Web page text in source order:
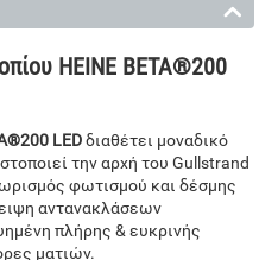
HEINE BETA®200
LEDδιαθέτει μοναδικό
την αρχή του Gullstrand
φωτισμού και δέσμης
αντανακλάσεων
πλήρης & ευκρινής
ματιών.